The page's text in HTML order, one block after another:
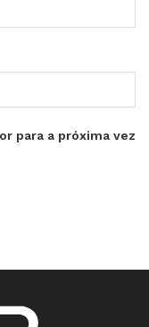
para a próxima vez